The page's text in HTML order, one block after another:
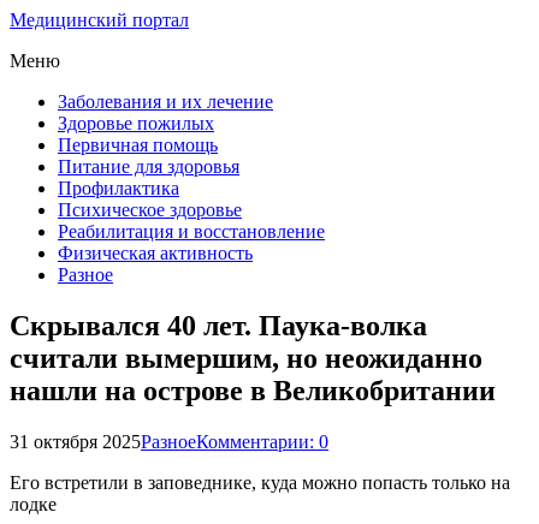
Медицинский портал
Меню
Заболевания и их лечение
Здоровье пожилых
Первичная помощь
Питание для здоровья
Профилактика
Психическое здоровье
Реабилитация и восстановление
Физическая активность
Разное
Скрывался 40 лет. Паука-волка
считали вымершим, но неожиданно
нашли на острове в Великобритании
31 октября 2025РазноеКомментарии: 0
Его встретили в заповеднике, куда можно попасть только на
лодке